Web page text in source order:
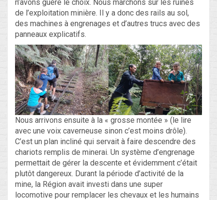
n’avons guère le choix. Nous marchons sur les ruines
de l’exploitation minière. Il y a donc des rails au sol,
des machines à engrenages et d’autres trucs avec des
panneaux explicatifs.
Nous arrivons ensuite à la « grosse montée » (le lire
avec une voix caverneuse sinon c’est moins drôle).
C’est un plan incliné qui servait à faire descendre des
chariots remplis de minerai. Un système d’engrenage
permettait de gérer la descente et évidemment c’était
plutôt dangereux. Durant la période d’activité de la
mine, la Région avait investi dans une super
locomotive pour remplacer les chevaux et les humains